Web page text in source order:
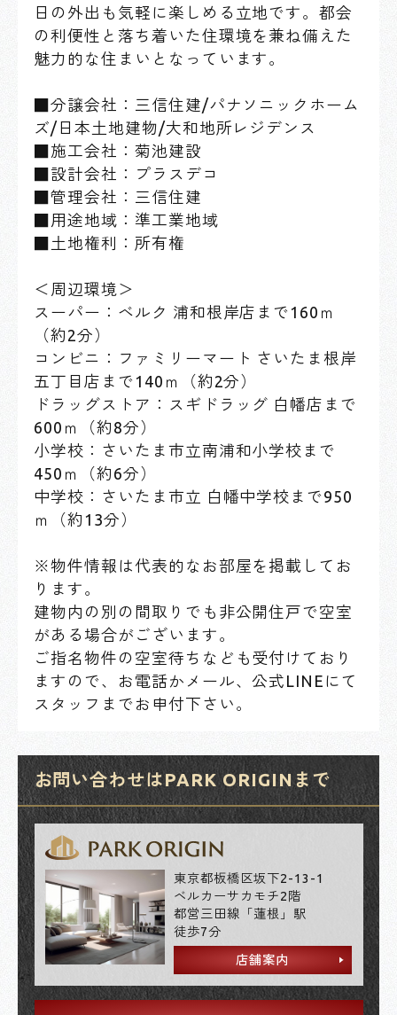
日の外出も気軽に楽しめる立地です。都会
の利便性と落ち着いた住環境を兼ね備えた
魅力的な住まいとなっています。
■分譲会社：三信住建/パナソニックホーム
ズ/日本土地建物/大和地所レジデンス
■施工会社：菊池建設
■設計会社：プラスデコ
■管理会社：三信住建
■用途地域：準工業地域
■土地権利：所有権
＜周辺環境＞
スーパー：ベルク 浦和根岸店まで160ｍ
（約2分）
コンビニ：ファミリーマート さいたま根岸
五丁目店まで140ｍ（約2分）
ドラッグストア：スギドラッグ 白幡店まで
600ｍ（約8分）
小学校：さいたま市立南浦和小学校まで
450ｍ（約6分）
中学校：さいたま市立 白幡中学校まで950
ｍ（約13分）
※物件情報は代表的なお部屋を掲載してお
ります。
建物内の別の間取りでも非公開住戸で空室
がある場合がございます。
ご指名物件の空室待ちなども受付けており
ますので、お電話かメール、公式LINEにて
スタッフまでお申付下さい。
お問い合わせはPARK ORIGINまで
東京都板橋区坂下2-13-1
ベルカーサカモチ2階
都営三田線「蓮根」駅
徒歩7分
店舗案内